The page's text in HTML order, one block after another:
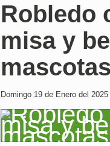
Robledo
misa y
mascotas
Domingo 19 de Enero del